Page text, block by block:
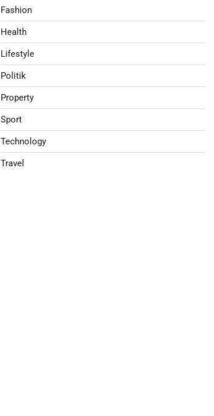
Fashion
Health
Lifestyle
Politik
Property
Sport
Technology
Travel